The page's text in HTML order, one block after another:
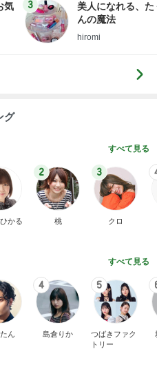
気
3
美人になれる、た
んの魔法
hiromi
グ
すべて見る
かる
2
桃
3
クロ
すべて見る
ん
4
島倉りか
5
つばきファク
トリー